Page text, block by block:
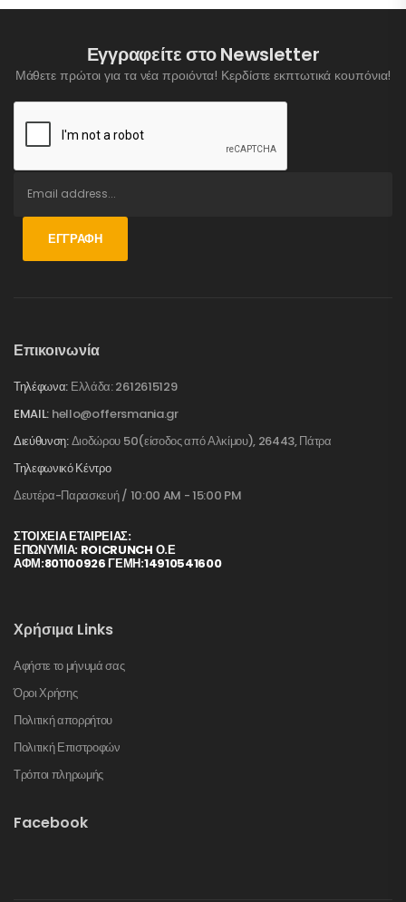
Εγγραφείτε στο Newsletter
Μάθετε πρώτοι για τα νέα προιόντα! Κερδίστε εκπτωτικά κουπόνια!
ΕΓΓΡΑΦΉ
Επικοινωνία
Τηλέφωνα: Ελλάδα: 2612615129
EMAIL: hello@offersmania.gr
Διεύθυνση:Διοδώρου 50(είσοδος από Αλκίμου), 26443, Πάτρα
Τηλεφωνικό Κέντρο
Δευτέρα-Παρασκευή / 10:00 AM - 15:00 PM
ΣΤΟΙΧΕΊΑ ΕΤΑΙΡΕΊΑΣ:
ΕΠΩΝΥΜΙΑ: ROICRUNCH Ο.Ε
ΑΦΜ:801100926 ΓΕΜΗ:14910541600
Χρήσιμα Links
Αφήστε το μήνυμά σας
Όροι Χρήσης
Πολιτική απορρήτου
Πολιτική Επιστροφών
Τρόποι πληρωμής
Facebook